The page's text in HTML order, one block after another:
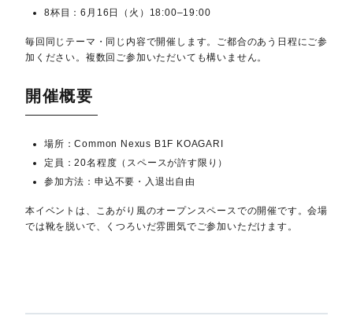
8杯目：6月16日（火）18:00–19:00
毎回同じテーマ・同じ内容で開催します。ご都合のあう日程にご参
加ください。複数回ご参加いただいても構いません。
開催概要
場所：Common Nexus B1F KOAGARI
定員：20名程度（スペースが許す限り）
参加方法：申込不要・入退出自由
本イベントは、こあがり風のオープンスペースでの開催です。会場
では靴を脱いで、くつろいだ雰囲気でご参加いただけます。